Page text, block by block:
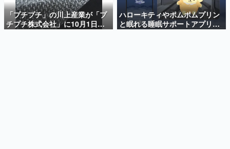
新世代に訊く
これからのデジタルゲーム市場を担う若きクリエイター達
の姿を追い、彼らのルーツと情熱を探っていきます。
「プチプチ」の川上産業が「プ
チプチ株式会社」に10月1日よ
り社名変更へ。創業58年で初め
ハローキティやポムポムプリン
と眠れる睡眠サポートアプリ
『ゆめたび』が配信中。キャラ